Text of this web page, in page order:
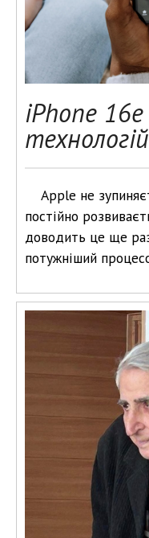
iPhone
технологій
Apple не
постійно
доводить це ще
потужніший